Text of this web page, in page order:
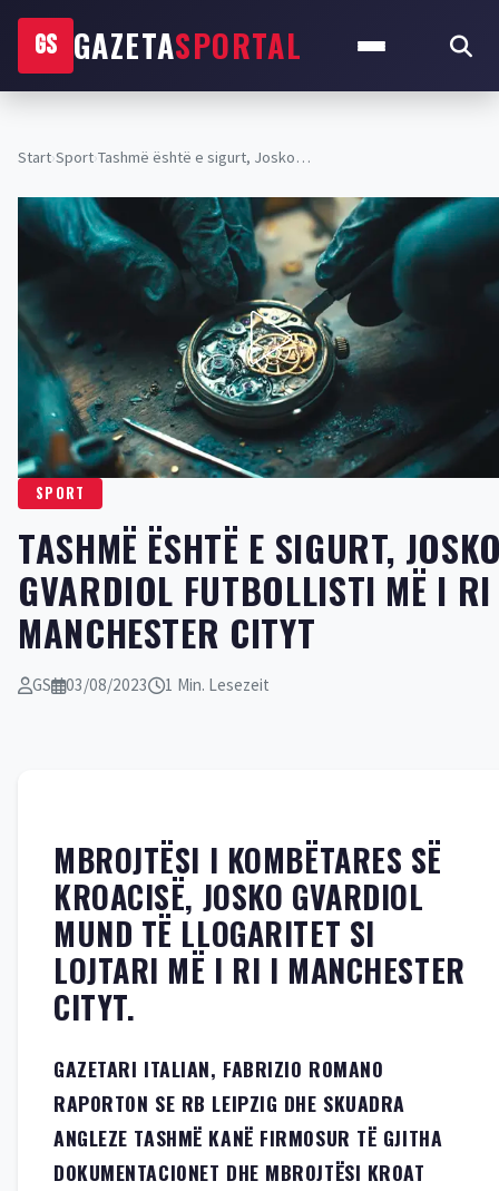
GS GAZETASPORTAL
Start›Sport›Tashmë është e sigurt, Josko…
SPORT
TASHMË ËSHTË E SIGURT,
GVARDIOL FUTBOLLISTI MË I
MANCHESTER CITYT
GS 03/08/2023 1 Min. Lesezeit
MBROJTËSI I KOMBËTARES SË
KROACISË, JOSKO GVARDIOL
MUND TË LLOGARITET SI
LOJTARI MË I RI I MANCHESTER
CITYT.
GAZETARI ITALIAN, FABRIZIO ROMANO
RAPORTON SE RB LEIPZIG DHE SKUADRA
ANGLEZE TASHMË KANË FIRMOSUR TË GJITHA
DOKUMENTACIONET DHE MBROJTËSI KROAT